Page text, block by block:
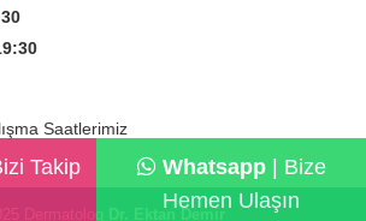
Saatlerimiz
Dermatolog Dr. Ektan Demir
Takip
Whatsapp| Bize
Hemen Ulaşın